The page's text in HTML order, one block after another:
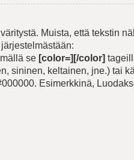
Muista, että tekstin
se [color=][/color]
sininen, keltainen, jne.) tai
Esimerkkinä,